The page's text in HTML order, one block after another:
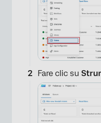
Fare clic su